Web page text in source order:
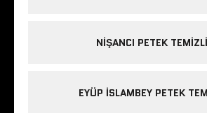
NIŞANCI PETEK
EYÜP ISLAMBEY PETEK